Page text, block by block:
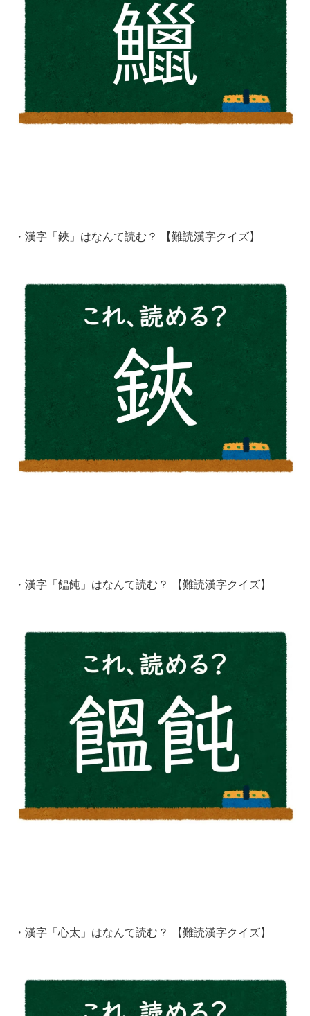
・ 漢字「鋏」はなんて読む？ 【難読漢字クイズ】
・ 漢字「饂飩」はなんて読む？ 【難読漢字クイズ】
・ 漢字「心太」はなんて読む？ 【難読漢字クイズ】